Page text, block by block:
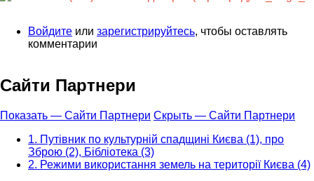
Войдите или зарегистрируйтесь, чтобы оставлять
комментарии
Сайти Партнери
Показать — Сайти Партнери Скрыть — Сайти Партнери
1. Путівник по культурній спадщині Києва (1), про
Зброю (2), Бібліотека (3)
2. Режими використання земель на території Києва (4)